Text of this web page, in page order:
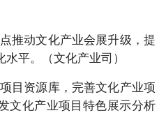
推动文化产业会展升级，提
平。（文化产业司）
目资源库，完善文化产业项
文化产业项目特色展示分析